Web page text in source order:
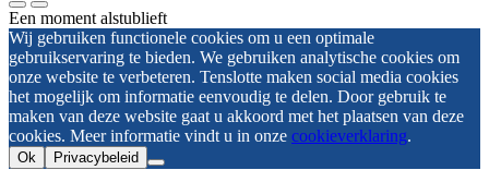
Een moment alstublieft
Wij gebruiken functionele cookies om u een optimale
gebruikservaring te bieden. We gebruiken analytische cookies om
onze website te verbeteren. Tenslotte maken social media cookies
het mogelijk om informatie eenvoudig te delen. Door gebruik te
maken van deze website gaat u akkoord met het plaatsen van deze
cookies. Meer informatie vindt u in onze cookieverklaring.
Ok Privacybeleid